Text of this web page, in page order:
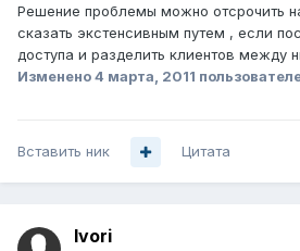
Решение проблемы можно отсрочить
сказать экстенсивным путем , если
доступа и разделить клиентов между
Изменено4 марта, 2011
Вставить ник Цитата
Ivori